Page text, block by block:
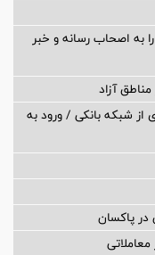
به اصحاب رسانه و خبر
شبکه بانکی / ورود به
در پاكسان